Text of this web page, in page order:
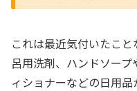
これは最近気付いたこ
呂用洗剤、ハンドソー
ィショナーなどの日用品